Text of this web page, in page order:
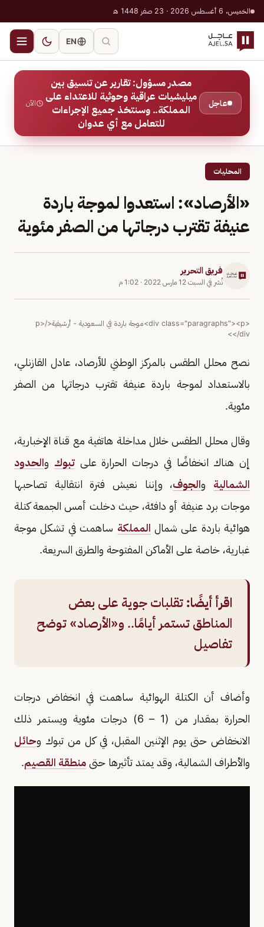
الخميس، 6 أغسطس 2026 · 23 صفر 1448 هـ
EN
عاجل
مصدر مسؤول: تقارير عن تنسيق بين
ميليشيات عراقية وحوثية للاعتداء على
المملكة.. وسنتخذ جميع الإجراءات
للتعامل مع أي عدوان
الآن
المحليات
«الأرصاد»: استعدوا لموجة باردة
عنيفة تقترب درجاتها من الصفر مئوية
فريق التحرير
نُشر في السبت 12 مارس 2022 · 1:02 م
<div class="paragraphs"><p>موجة باردة في السعودية - أرشيفية</p>
</div>
نصح محلل الطقس بالمركز الوطني للأرصاد، عادل القازنلي،
بالاستعداد لموجة باردة عنيفة تقترب درجاتها من الصفر
مئوية.
وقال محلل الطقس خلال مداخلة هاتفية مع قناة الإخبارية،
إن هناك انخفاضًا في درجات الحرارة علىتبوك والحدود
الشمالية والجوف، وإننا نعيش فترة انتقالية تصاحبها
موجات برد عنيفة أو دافئة، حيث دخلت أمس الجمعة كتلة
هوائية باردة على شمال المملكة ساهمت في تشكل موجة
غبارية، خاصة على الأماكن المفتوحة والطرق السريعة.
اقرأ أيضًا: تقلبات جوية على بعض
المناطق تستمر أيامًا.. و«الأرصاد» توضح
تفاصيل
وأضاف أن الكتلة الهوائية ساهمت في انخفاض درجات
الحرارة بمقدار من (1 – 6) درجات مئوية ويستمر ذلك
الانخفاض حتى يوم الإثنين المقبل، في كل من تبوك وحائل
والأطراف الشمالية، وقد يمتد تأثيرها حتى منطقة القصيم.